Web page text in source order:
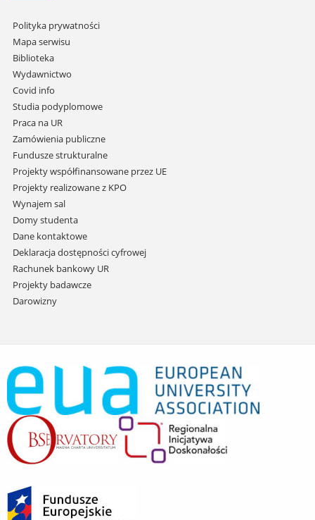
Pomiń
nawigację
i
przejdź
do
treści
Polityka prywatności
Mapa serwisu
Biblioteka
Wydawnictwo
Covid info
Studia podyplomowe
Praca na UR
Zamówienia publiczne
Fundusze strukturalne
Projekty współfinansowane przez UE
Projekty realizowane z KPO
Wynajem sal
Domy studenta
Dane kontaktowe
Deklaracja dostępności cyfrowej
Rachunek bankowy UR
Projekty badawcze
Darowizny